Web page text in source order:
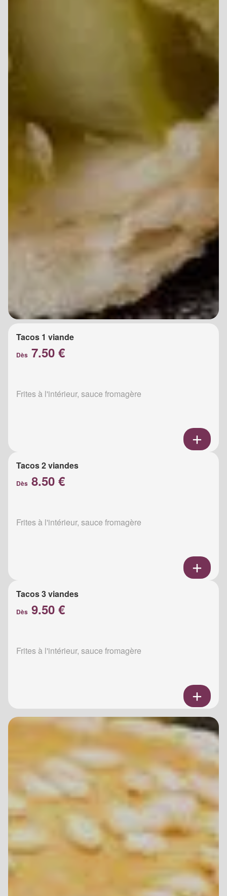
Tacos 1 viande
Dès 7.50 €
Frites à l'intérieur, sauce fromagère
Tacos 2 viandes
Dès 8.50 €
Frites à l'intérieur, sauce fromagère
Tacos 3 viandes
Dès 9.50 €
Frites à l'intérieur, sauce fromagère